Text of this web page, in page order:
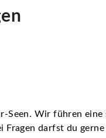
Wir führen eine
darfst du